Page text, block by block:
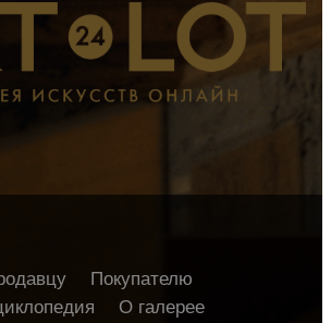
Покупателю
О галерее